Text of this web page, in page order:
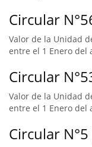
Circular
Valor de la Unidad
entre el 1 Enero del
Circular
Valor de la Unidad
entre el 1 Enero del
Circular